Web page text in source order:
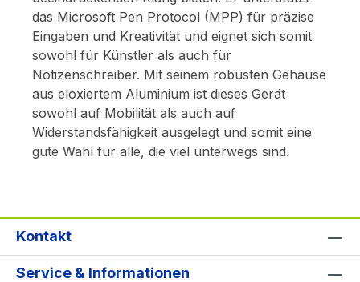
das Microsoft Pen Protocol (MPP) für präzise
Eingaben und Kreativität und eignet sich somit
sowohl für Künstler als auch für
Notizenschreiber. Mit seinem robusten Gehäuse
aus eloxiertem Aluminium ist dieses Gerät
sowohl auf Mobilität als auch auf
Widerstandsfähigkeit ausgelegt und somit eine
gute Wahl für alle, die viel unterwegs sind.
Kontakt
Service & Informationen